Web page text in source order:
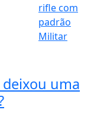
uma